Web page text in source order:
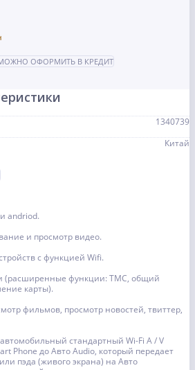
ОФОРМИТЬ В КРЕДИТ
1340739
Китай
andriod.
и просмотр видео.
с функцией Wifi.
(расширенные функции: TMC, общий
карты).
фильмов, просмотр новостей, твиттер,
стандартный Wi-Fi A / V
Phone до Авто Audio, который передает
пэда (живого экрана) на Авто